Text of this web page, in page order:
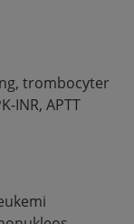
trombocyter
INR, APTT